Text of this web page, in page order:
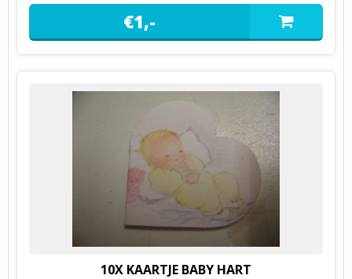
€1,-
10X KAARTJE BABY HART